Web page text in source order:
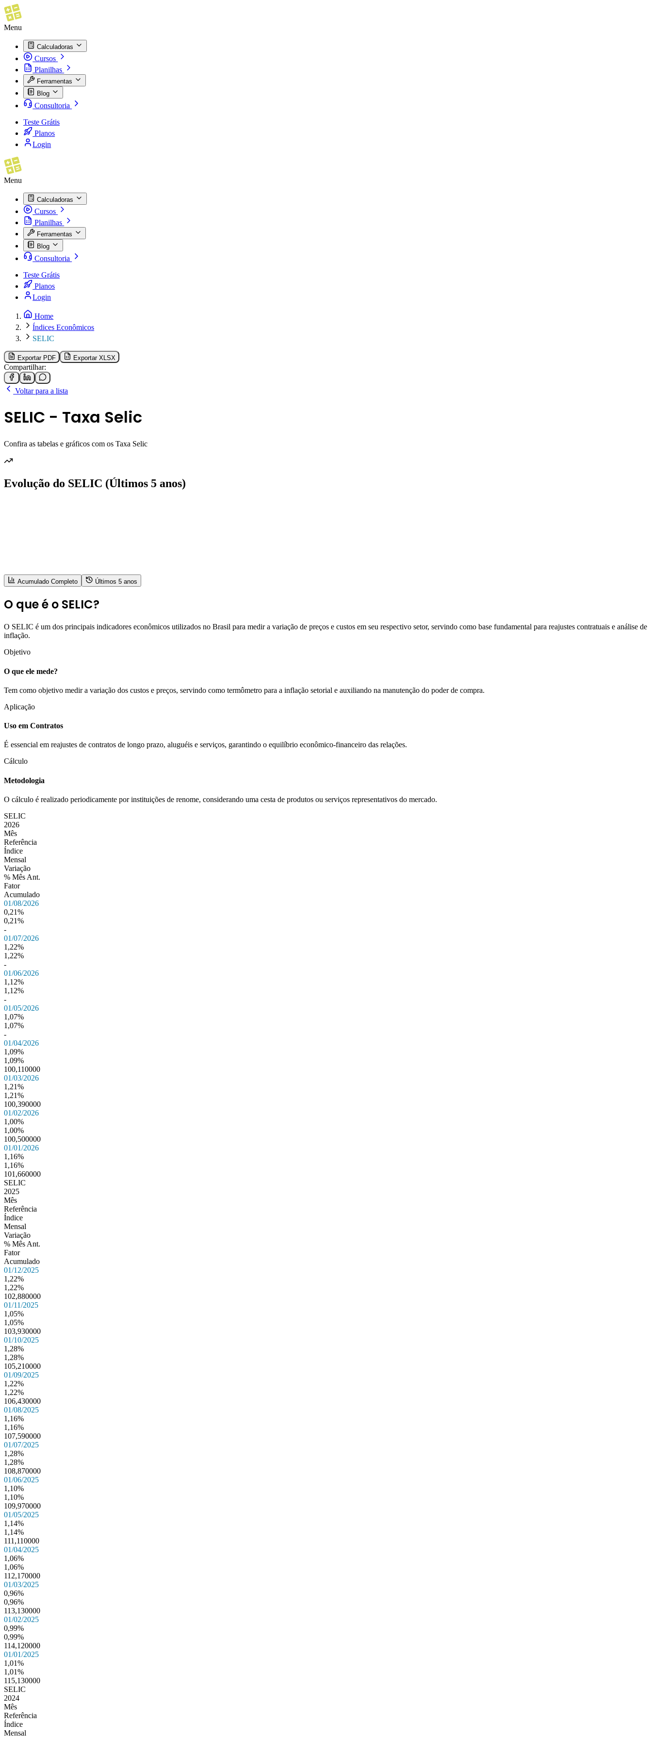
Menu
Calculadoras
Cursos
Planilhas
Ferramentas
Blog
Consultoria
Teste Grátis
Planos
Login
Menu
Calculadoras
Cursos
Planilhas
Ferramentas
Blog
Consultoria
Teste Grátis
Planos
Login
Home
Índices Econômicos
SELIC
Exportar PDF Exportar XLSX
Compartilhar:
Voltar para a lista
SELIC - Taxa Selic
Confira as tabelas e gráficos com os Taxa Selic
Evolução do SELIC (Últimos 5 anos)
Acumulado Completo Últimos 5 anos
O que é o SELIC?
O SELIC é um dos principais indicadores econômicos utilizados no Brasil para medir a variação de preços e custos em seu respectivo setor, servindo como base fundamental para reajustes contratuais e análise de
inflação.
Objetivo
O que ele mede?
Tem como objetivo medir a variação dos custos e preços, servindo como termômetro para a inflação setorial e auxiliando na manutenção do poder de compra.
Aplicação
Uso em Contratos
É essencial em reajustes de contratos de longo prazo, aluguéis e serviços, garantindo o equilíbrio econômico-financeiro das relações.
Cálculo
Metodologia
O cálculo é realizado periodicamente por instituições de renome, considerando uma cesta de produtos ou serviços representativos do mercado.
SELIC
2026
Mês
Referência
Índice
Mensal
Variação
% Mês Ant.
Fator
Acumulado
01/08/2026
0,21%
0,21%
-
01/07/2026
1,22%
1,22%
-
01/06/2026
1,12%
1,12%
-
01/05/2026
1,07%
1,07%
-
01/04/2026
1,09%
1,09%
100,110000
01/03/2026
1,21%
1,21%
100,390000
01/02/2026
1,00%
1,00%
100,500000
01/01/2026
1,16%
1,16%
101,660000
SELIC
2025
Mês
Referência
Índice
Mensal
Variação
% Mês Ant.
Fator
Acumulado
01/12/2025
1,22%
1,22%
102,880000
01/11/2025
1,05%
1,05%
103,930000
01/10/2025
1,28%
1,28%
105,210000
01/09/2025
1,22%
1,22%
106,430000
01/08/2025
1,16%
1,16%
107,590000
01/07/2025
1,28%
1,28%
108,870000
01/06/2025
1,10%
1,10%
109,970000
01/05/2025
1,14%
1,14%
111,110000
01/04/2025
1,06%
1,06%
112,170000
01/03/2025
0,96%
0,96%
113,130000
01/02/2025
0,99%
0,99%
114,120000
01/01/2025
1,01%
1,01%
115,130000
SELIC
2024
Mês
Referência
Índice
Mensal